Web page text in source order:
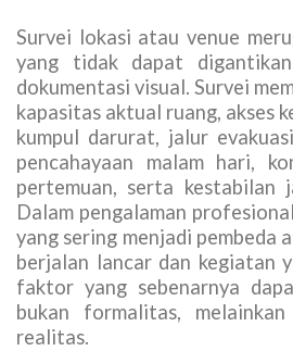
Survei lokasi atau venue
yang tidak dapat
dokumentasi visual. Survei
kapasitas aktual ruang, akses
kumpul darurat, jalur
pencahayaan malam hari,
pertemuan, serta kestabilan
Dalam pengalaman
yang sering menjadi pembeda
berjalan lancar dan kegiatan
faktor yang sebenarnya
bukan formalitas,
realitas.